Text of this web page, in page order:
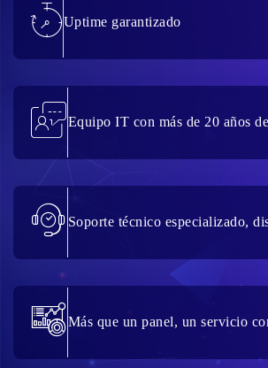
Uptime garantizado
Equipo IT con más de 20 años
Soporte técnico especializado,
Más que un panel, un servicio